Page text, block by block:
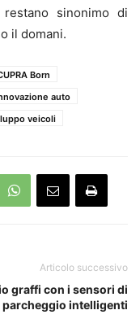
sinonimo di
il domani.
Born
auto
veicoli
Articolo successivo
graffi con i sensori di
parcheggio intelligenti